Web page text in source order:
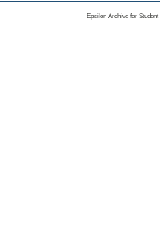
Epsilon Archive for